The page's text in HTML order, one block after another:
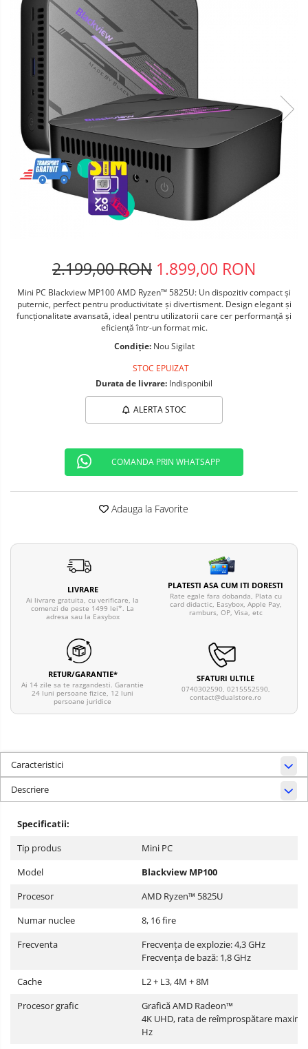
Telefoane mobile Ulefone
Telefoane mobile Unihertz
Telefoane mobile Cubot
Telefoane mobile Blackview
Telefoane mobile OSCAL
Telefoane mobile Fossibot
Telefoane mobile Lagenio
Telefoane mobile Samsung
Telefoane mobile iSEN
Telefoane mobile F150
Telefoane mobile HUAWEI
Telefoane mobile iHunt
Telefoane mobile AGM
Telefoane mobile Realme
Telefoane mobile ZTE Nubia
Telefoane mobile ALTE BRANDURI
2.199,00 RON 1.899,00 RON
Mini PC Blackview MP100 AMD Ryzen™ 5825U: Un dispozitiv compact și
puternic, perfect pentru productivitate și divertisment. Design elegant și
funcționalitate avansată, ideal pentru utilizatorii care cer performanță și
eficiență într-un format mic.
Condiție: Nou Sigilat
STOC EPUIZAT
Durata de livrare: Indisponibil
ALERTA STOC
COMANDA PRIN WHATSAPP
Adauga la Favorite
LIVRARE
Ai livrare gratuita, cu verificare, la
comenzi de peste 1499 lei*. La
adresa sau la Easybox
PLATESTI ASA CUM ITI DORESTI
Rate egale fara dobanda, Plata cu
card didactic, Easybox, Apple Pay,
ramburs, OP, Visa, etc
RETUR/GARANTIE*
Ai 14 zile sa te razgandesti. Garantie
24 luni persoane fizice, 12 luni
persoane juridice
SFATURI ULTILE
0740302590, 0215552590,
contact@dualstore.ro
Caracteristici
Descriere
Specificatii:
Tip produs
Mini PC
Model
Blackview MP100
Procesor
AMD Ryzen™ 5825U
Numar nuclee
8, 16 fire
Frecventa
Frecvența de explozie: 4,3 GHz
Frecvența de bază: 1,8 GHz
Cache
L2 + L3, 4M + 8M
Procesor grafic
Grafică AMD Radeon™
4K UHD, rata de reîmprospătare
Hz